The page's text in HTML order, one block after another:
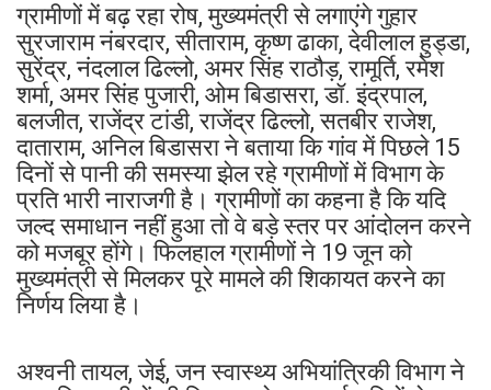
ग्रामीणों में बढ़ रहा रोष, मुख्यमंत्री से लगाएंगे गुहार
सुरजाराम नंबरदार, सीताराम, कृष्ण ढाका, देवीलाल हुड्डा,
सुरेंद्र, नंदलाल ढिल्लो, अमर सिंह राठौड़, रामूर्ति, रमेश
शर्मा, अमर सिंह पुजारी, ओम बिडासरा, डॉ. इंद्रपाल,
बलजीत, राजेंद्र टांडी, राजेंद्र ढिल्लो, सतबीर राजेश,
दाताराम, अनिल बिडासरा ने बताया कि गांव में पिछले 15
दिनों से पानी की समस्या झेल रहे ग्रामीणों में विभाग के
प्रति भारी नाराजगी है। ग्रामीणों का कहना है कि यदि
जल्द समाधान नहीं हुआ तो वे बड़े स्तर पर आंदोलन करने
को मजबूर होंगे। फिलहाल ग्रामीणों ने 19 जून को
मुख्यमंत्री से मिलकर पूरे मामले की शिकायत करने का
निर्णय लिया है।
अश्वनी तायल, जेई, जन स्वास्थ्य अभियांत्रिकी विभाग ने